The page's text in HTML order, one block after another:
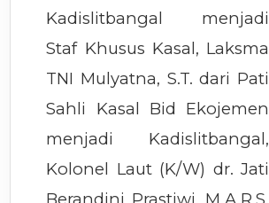
Kadislitbangal menjadi
Staf Khusus Kasal, Laksma
TNI Mulyatna, S.T. dari Pati
Sahli Kasal Bid Ekojemen
menjadi Kadislitbangal,
Kolonel Laut (K/W) dr. Jati